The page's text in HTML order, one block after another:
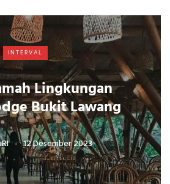
INTERVAL
Lingkungan
Bukit Lawang
12 Desember 2023